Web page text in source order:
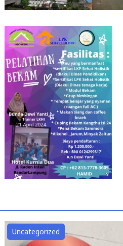
Uncategorized